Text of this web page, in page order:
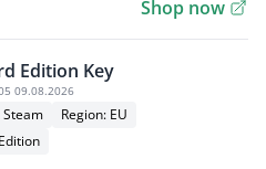
Shop now
Edition Key
09.08.2026
Steam
Region: EU